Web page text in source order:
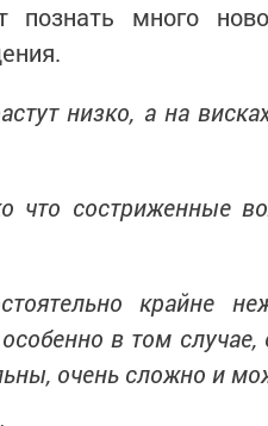
много
низко, а на
что состриженные
крайне
в том
очень сложно и